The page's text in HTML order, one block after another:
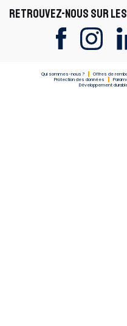
RETROUVEZ-NOUS SUR
Qui sommes-nous ? Offres de
Protection des données
Développement